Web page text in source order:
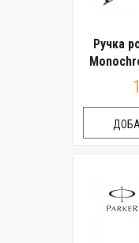
Ручка